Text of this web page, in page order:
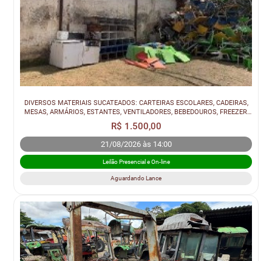
DIVERSOS MATERIAIS SUCATEADOS: CARTEIRAS ESCOLARES, CADEIRAS,
MESAS, ARMÁRIOS, ESTANTES, VENTILADORES, BEBEDOUROS, FREEZER,
FRIGOBAR, CARROS...
R$ 1.500,00
21/08/2026 às 14:00
Leilão Presencial e On-line
Aguardando Lance